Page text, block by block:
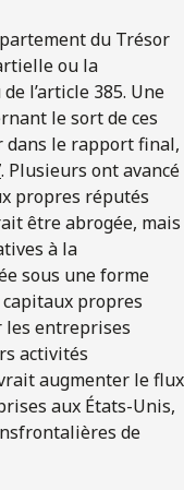
du Trésor
ou la
l’article 385. Une
le sort de ces
dans le rapport final,
. Plusieurs ont avancé
propres réputés
être abrogée, mais
à la
sous une forme
capitaux propres
les entreprises
activités
augmenter le flux
aux États-Unis,
de